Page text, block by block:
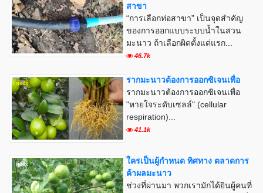
สาขา
“การเลือกท่อสาขา” เป็นจุดสำคัญ
ของการออกแบบระบบน้ำในสวน
มะนาว ถ้าเลือกผิดตั้งแต่แรก...
46.7k
รากมะนาวต้องการออกซิเจนเพื่อ
รากมะนาวต้องการออกซิเจนเพื่อ
"หายใจระดับเซลล์" (cellular
respiration)...
41.1k
ใครเป็นผู้กำหนด ทิศทาง ตลาดการ
ค้าผลมะนาว
ช่วงที่ผ่านมา พวกเรามักได้ยินผู้คนที่